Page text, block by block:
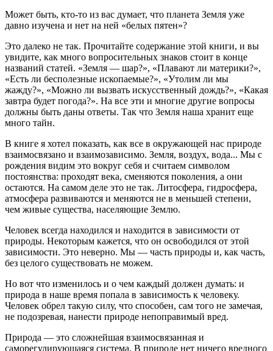
Может быть, кто-то из вас думает, что планета Земля уже
давно изучена и нет на ней «белых пятен»?
Это далеко не так. Прочитайте содержание этой книги, и вы
увидите, как много вопросительных знаков стоит в конце
названий статей. «Земля — шар?», «Плавают ли материки?»,
«Есть ли бесполезные ископаемые?», «Утолим ли мы
жажду?», «Можно ли вызвать искусственный дождь?», «Какая
завтра будет погода?». На все эти и многие другие вопросы
должны быть даны ответы. Так что Земля наша хранит еще
много тайн.
В книге я хотел показать, как все в окружающей нас природе
взаимосвязано и взаимозависимо. Земля, воздух, вода... Мы с
рождения видим это вокруг себя и считаем символом
постоянства: проходят века, сменяются поколения, а они
остаются. На самом деле это не так. Литосфера, гидросфера,
атмосфера развиваются и меняются не в меньшей степени,
чем живые существа, населяющие Землю.
Человек всегда находился и находится в зависимости от
природы. Некоторым кажется, что он освободился от этой
зависимости. Это неверно. Мы — часть природы и, как часть,
без целого существовать не можем.
Но вот что изменилось и о чем каждый должен думать: и
природа в наше время попала в зависимость к человеку.
Человек обрел такую силу, что способен, сам того не замечая,
не подозревая, нанести природе непоправимый вред.
Природа — это сложнейшая взаимосвязанная и
саморегулирующаяся система. В природе нет ничего вредного